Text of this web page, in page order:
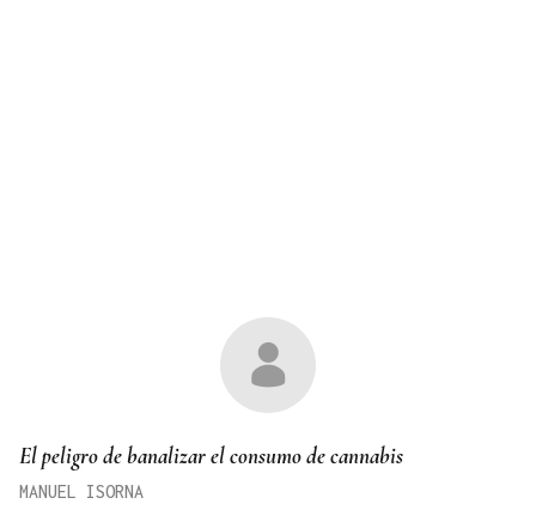
El peligro de banalizar el consumo de cannabis
MANUEL ISORNA